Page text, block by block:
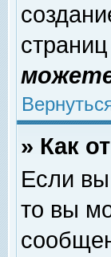
» Как
Если
то вы